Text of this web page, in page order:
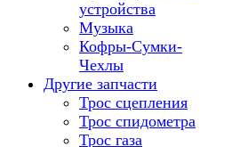
устройства
Музыка
Кофры-Сумки-
Чехлы
Другие запчасти
Трос сцепления
Трос спидометра
Трос газа